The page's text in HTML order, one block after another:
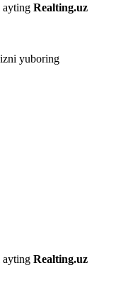
ayting Realting.uz
yuboring
ayting Realting.uz